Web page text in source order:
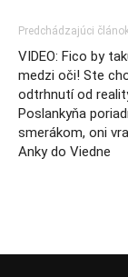
Predchádzajúci
VIDEO: Fico by
medzi oči! Ste
odtrhnutí od
Poslankyňa
smerákom, oni
Anky do Viedne